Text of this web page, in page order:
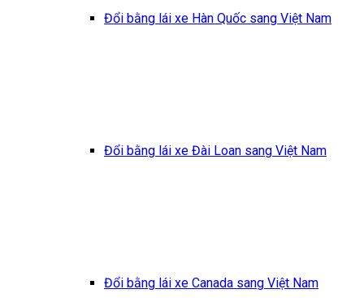
Đổi bằng lái xe Hàn Quốc sang Việt Nam
Đổi bằng lái xe Đài Loan sang Việt Nam
Đổi bằng lái xe Canada sang Việt Nam